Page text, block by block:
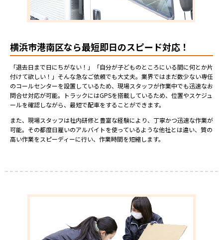
横浜市港南区なら最短即日のスピード対応！
「退去日まで日にちがない！」「自分が子どものところにいる間に何とか片
付けて欲しい！」そんな急なご依頼でも大丈夫。業界ではまだ数少ない専任
のコールセンターを設置しているため、現場スタッフが作業中でも迅速なお
問合せ対応が可能。トラックにはGPSを搭載しているため、位置やスケジュ
ールを確認しながら、最短で配車をすることができます。
また、現場スタッフは社内研修と豊富な経験により、丁寧かつ迅速な作業が
可能。その都度日雇いのアルバイトを使っているような他社とは違い、質の
高い作業をスピーディーに行い、作業時間を短縮します。